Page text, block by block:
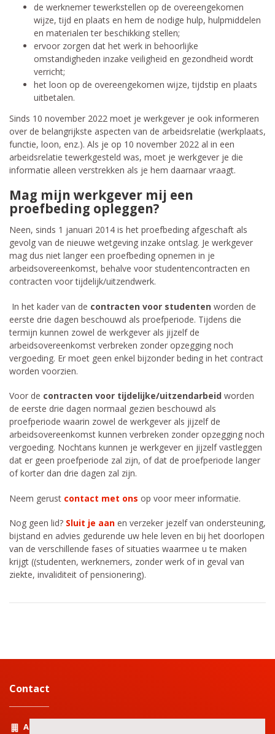
de werknemer tewerkstellen op de overeengekomen
wijze, tijd en plaats en hem de nodige hulp, hulpmiddelen
en materialen ter beschikking stellen;
ervoor zorgen dat het werk in behoorlijke
omstandigheden inzake veiligheid en gezondheid wordt
verricht;
het loon op de overeengekomen wijze, tijdstip en plaats
uitbetalen.
Sinds 10 november 2022 moet je werkgever je ook informeren
over de belangrijkste aspecten van de arbeidsrelatie (werkplaats,
functie, loon, enz.). Als je op 10 november 2022 al in een
arbeidsrelatie tewerkgesteld was, moet je werkgever je die
informatie alleen verstrekken als je hem daarnaar vraagt.
Mag mijn werkgever mij een
proefbeding opleggen?
Neen, sinds 1 januari 2014 is het proefbeding afgeschaft als
gevolg van de nieuwe wetgeving inzake ontslag. Je werkgever
mag dus niet langer een proefbeding opnemen in je
arbeidsovereenkomst, behalve voor studentencontracten en
contracten voor tijdelijk/uitzendwerk.
In het kader van de contracten voor studenten worden de
eerste drie dagen beschouwd als proefperiode. Tijdens die
termijn kunnen zowel de werkgever als jijzelf de
arbeidsovereenkomst verbreken zonder opzegging noch
vergoeding. Er moet geen enkel bijzonder beding in het contract
worden voorzien.
Voor de contracten voor tijdelijke/uitzendarbeid worden
de eerste drie dagen normaal gezien beschouwd als
proefperiode waarin zowel de werkgever als jijzelf de
arbeidsovereenkomst kunnen verbreken zonder opzegging noch
vergoeding. Nochtans kunnen je werkgever en jijzelf vastleggen
dat er geen proefperiode zal zijn, of dat de proefperiode langer
of korter dan drie dagen zal zijn.
Neem gerust contact met ons op voor meer informatie.
Nog geen lid? Sluit je aan en verzeker jezelf van ondersteuning,
bijstand en advies gedurende uw hele leven en bij het doorlopen
van de verschillende fases of situaties waarmee u te maken
krijgt ((studenten, werknemers, zonder werk of in geval van
ziekte, invaliditeit of pensionering).
Contact
Adres